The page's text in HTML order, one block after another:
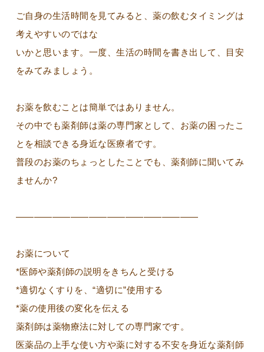
ご自身の生活時間を見てみると、薬の飲むタイミングは
考えやすいのではな
いかと思います。一度、生活の時間を書き出して、目安
をみてみましょう。
お薬を飲むことは簡単ではありません。
その中でも薬剤師は薬の専門家として、お薬の困ったこ
とを相談できる身近な医療者です。
普段のお薬のちょっとしたことでも、薬剤師に聞いてみ
ませんか?
————————————————————
お薬について
*医師や薬剤師の説明をきちんと受ける
*適切なくすりを、“適切に”使用する
*薬の使用後の変化を伝える
薬剤師は薬物療法に対しての専門家です。
医薬品の上手な使い方や薬に対する不安を身近な薬剤師